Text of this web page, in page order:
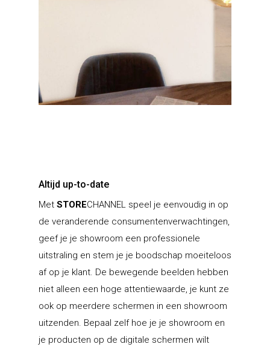
Altijd up-to-date
Met STORECHANNEL speel je eenvoudig in op
de veranderende consumentenverwachtingen,
geef je je showroom een professionele
uitstraling en stem je je boodschap moeiteloos
af op je klant. De bewegende beelden hebben
niet alleen een hoge attentiewaarde, je kunt ze
ook op meerdere schermen in een showroom
uitzenden. Bepaal zelf hoe je je showroom en
je producten op de digitale schermen wilt
Storechangers